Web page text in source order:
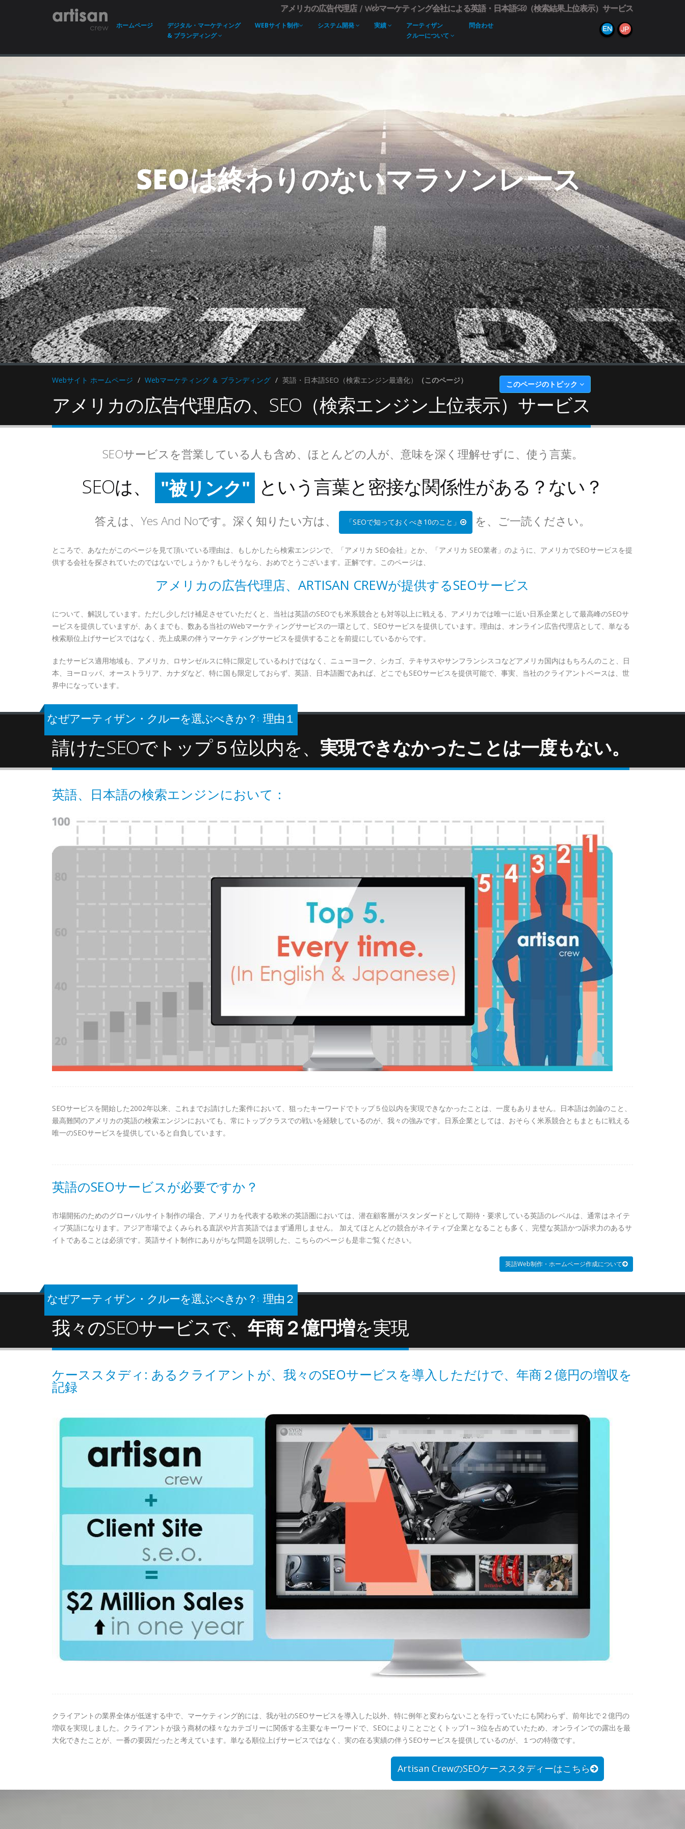
アメリカの広告代理店 / Webマーケティング会社による英語・日本語SEO（検索結果上位表示）サービス
ホームページ
デジタル・マーケティング
& ブランディング
WEBサイト制作 システム開発 実績
アーティザン
クルーについて
問合わせ
SEOは終わりのないマラソンレース
Webサイト ホームページ Webマーケティング ＆ ブランディング 英語・日本語SEO（検索エンジン最適化） （このページ） このページのトピック
アメリカの広告代理店の、SEO（検索エンジン上位表示）サービス
SEOサービスを営業している人も含め、ほとんどの人が、意味を深く理解せずに、使う言葉。
SEOは、
"自然結果"
"被リンク"
"メタタグ"
"HTML5"
という言葉と密接な関係性がある？ない？
答えは、Yes And Noです。深く知りたい方は、 「SEOで知っておくべき10のこと」 を、ご一読ください。
ところで、あなたがこのページを見て頂いている理由は、もしかしたら検索エンジンで、「アメリカ SEO会社」とか、「アメリカ SEO業者」のように、アメリカでSEOサービスを提
供する会社を探されていたのではないでしょうか？もしそうなら、おめでとうございます。正解です。このページは、
アメリカの広告代理店、ARTISAN CREWが提供するSEOサービス
について、解説しています。ただし少しだけ補足させていただくと、当社は英語のSEOでも米系競合とも対等以上に戦える、アメリカでは唯一に近い日系企業として最高峰のSEOサ
ービスを提供していますが、あくまでも、数ある当社のWebマーケティングサービスの一環として、SEOサービスを提供しています。理由は、オンライン広告代理店として、単なる
検索順位上げサービスではなく、売上成果の伴うマーケティングサービスを提供することを前提にしているからです。
またサービス適用地域も、アメリカ、ロサンゼルスに特に限定しているわけではなく、ニューヨーク、シカゴ、テキサスやサンフランシスコなどアメリカ国内はもちろんのこと、日
本、ヨーロッパ、オーストラリア、カナダなど、特に国も限定しておらず、英語、日本語圏であれば、どこでもSEOサービスを提供可能で、事実、当社のクライアントベースは、世
界中になっています。
なぜアーティザン・クルーを選ぶべきか？: 理由１
請けたSEOでトップ５位以内を、 実現できなかったことは一度もない。
英語、日本語の検索エンジンにおいて：
SEOサービスを開始した2002年以来、これまでお請けした案件において、狙ったキーワードでトップ５位以内を実現できなかったことは、一度もありません。日本語は勿論のこと、
最高難関のアメリカの英語の検索エンジンにおいても、常にトップクラスでの戦いを経験しているのが、我々の強みです。日系企業としては、おそらく米系競合ともまともに戦える
唯一のSEOサービスを提供していると自負しています。
英語のSEOサービスが必要ですか？
市場開拓のためのグローバルサイト制作の場合、アメリカを代表する欧米の英語圏においては、潜在顧客層がスタンダードとして期待・要求している英語のレベルは、通常はネイテ
ィブ英語になります。アジア市場でよくみられる直訳や片言英語ではまず通用しません。 加えてほとんどの競合がネイティブ企業となることも多く、完璧な英語かつ訴求力のあるサ
イトであることは必須です。英語サイト制作にありがちな問題を説明した、こちらのページも是非ご覧ください。
英語Web制作・ホームページ作成について
なぜアーティザン・クルーを選ぶべきか？: 理由２
我々のSEOサービスで、年商２億円増を実現
ケーススタディ: あるクライアントが、我々のSEOサービスを導入しただけで、年商２億円の増収を
記録
クライアントの業界全体が低迷する中で、マーケティング的には、我が社のSEOサービスを導入した以外、特に例年と変わらないことを行っていたにも関わらず、前年比で２億円の
増収を実現しました。クライアントが扱う商材の様々なカテゴリーに関係する主要なキーワードで、SEOによりことごとくトップ1～3位を占めていたため、オンラインでの露出を最
大化できたことが、一番の要因だったと考えています。単なる順位上げサービスではなく、実の在る実績の伴うSEOサービスを提供しているのが、１つの特徴です。
Artisan CrewのSEOケーススタディーはこちら